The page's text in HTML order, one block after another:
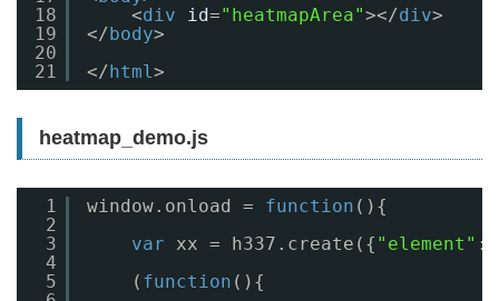
18
19
20
21
<div id="heatmapArea"></div>
</body>
</html >
heatmap_demo.js
1
2
3
4
5
window.onload = function (){
var
xx = h337.create({ "element"
( function (){